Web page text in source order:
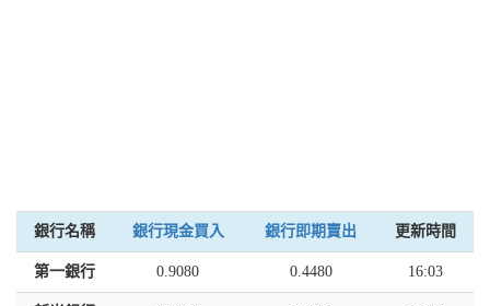
銀行名稱 銀行現金買入 銀行即期賣出 更新時間
第一銀行 0.9080 0.4480 16:03